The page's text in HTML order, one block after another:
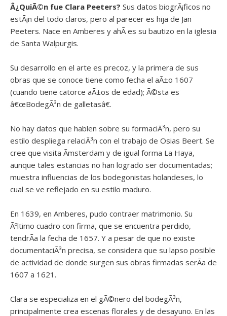
Â¿QuiÃ©n fue Clara Peeters? Sus datos biogrÃ¡ficos no
estÃ¡n del todo claros, pero al parecer es hija de Jan
Peeters. Nace en Amberes y ahÃ­ es su bautizo en la iglesia
de Santa Walpurgis.
Su desarrollo en el arte es precoz, y la primera de sus
obras que se conoce tiene como fecha el aÃ±o 1607
(cuando tiene catorce aÃ±os de edad); Ã©sta es
â€œBodegÃ³n de galletasâ€.
No hay datos que hablen sobre su formaciÃ³n, pero su
estilo despliega relaciÃ³n con el trabajo de Osias Beert. Se
cree que visita Ãmsterdam y de igual forma La Haya,
aunque tales estancias no han logrado ser documentadas;
muestra influencias de los bodegonistas holandeses, lo
cual se ve reflejado en su estilo maduro.
En 1639, en Amberes, pudo contraer matrimonio. Su
Ãºltimo cuadro con firma, que se encuentra perdido,
tendrÃ­a la fecha de 1657. Y a pesar de que no existe
documentaciÃ³n precisa, se considera que su lapso posible
de actividad de donde surgen sus obras firmadas serÃ­a de
1607 a 1621.
Clara se especializa en el gÃ©nero del bodegÃ³n,
principalmente crea escenas florales y de desayuno. En las